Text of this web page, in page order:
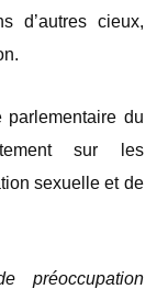
d’autres cieux,
parlementaire du
sur les
sexuelle et de
préoccupation